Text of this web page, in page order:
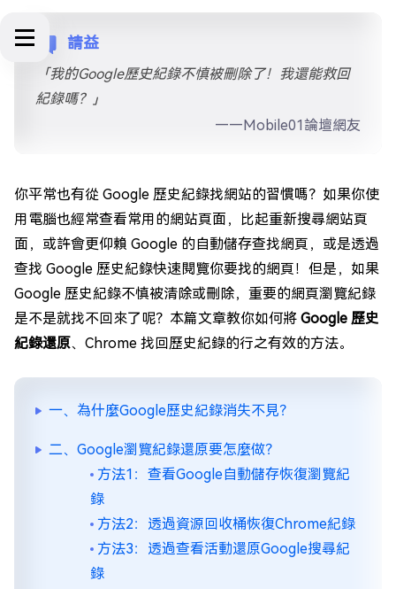
請益
「我的Google歷史紀錄不慎被刪除了！我還能救回
紀錄嗎？」
——Mobile01論壇網友
你平常也有從 Google 歷史紀錄找網站的習慣嗎？如果你使
用電腦也經常查看常用的網站頁面，比起重新搜尋網站頁
面，或許會更仰賴 Google 的自動儲存查找網頁，或是透過
查找 Google 歷史紀錄快速閱覽你要找的網頁！但是，如果
Google 歷史紀錄不慎被清除或刪除，重要的網頁瀏覽紀錄
是不是就找不回來了呢？本篇文章教你如何將 Google 歷史
紀錄還原、Chrome 找回歷史紀錄的行之有效的方法。
一、為什麼Google歷史紀錄消失不見？
二、Google瀏覽紀錄還原要怎麼做？
方法1：查看Google自動儲存恢復瀏覽紀
錄
方法2：透過資源回收桶恢復Chrome紀錄
方法3：透過查看活動還原Google搜尋紀
錄